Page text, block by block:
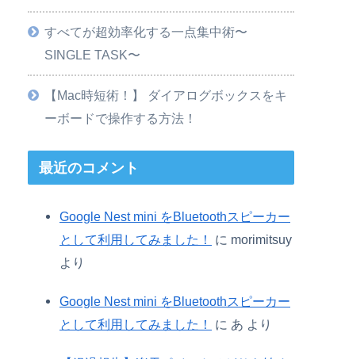
すべてが超効率化する一点集中術〜
SINGLE TASK〜
【Mac時短術！】 ダイアログボックスをキ
ーボードで操作する方法！
最近のコメント
Google Nest mini をBluetoothスピーカー
として利用してみました！
に morimitsuy
より
Google Nest mini をBluetoothスピーカー
として利用してみました！
に あ より